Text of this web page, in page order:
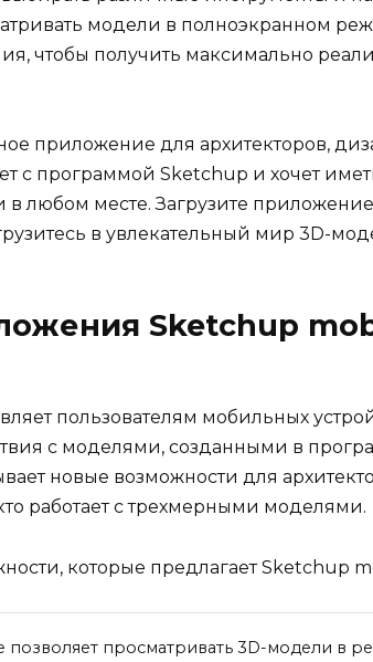
модели в полноэкранном
чтобы получить максимально
приложение для архитекторов,
с программой Sketchup и хочет
любом месте. Загрузите
в увлекательный мир 3D-
Sketchup
пользователям мобильных
с моделями, созданными в
новые возможности для
работает с трехмерными моделями.
которые предлагает Sketchup
просматривать 3D-модели в